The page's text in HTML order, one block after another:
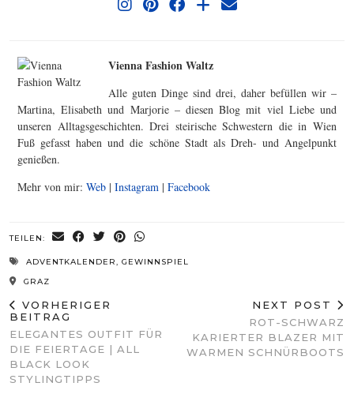
Vienna Fashion Waltz
Alle guten Dinge sind drei, daher befüllen wir –
Martina, Elisabeth und Marjorie – diesen Blog mit viel Liebe und
unseren Alltagsgeschichten. Drei steirische Schwestern die in Wien
Fuß gefasst haben und die schöne Stadt als Dreh- und Angelpunkt
genießen.
Mehr von mir: Web | Instagram | Facebook
TEILEN:
ADVENTKALENDER, GEWINNSPIEL
GRAZ
VORHERIGER
BEITRAG
ELEGANTES OUTFIT FÜR
DIE FEIERTAGE | ALL
BLACK LOOK
STYLINGTIPPS
NEXT POST
ROT-SCHWARZ
KARIERTER BLAZER MIT
WARMEN SCHNÜRBOOTS